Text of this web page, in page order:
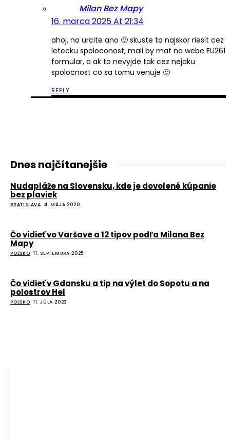
Milan Bez Mapy
16. marca 2025 At 21:34
ahoj, no urcite ano 🙂 skuste to najskor riesit cez
letecku spoloconost, mali by mat na webe EU261
formular, a ak to nevyjde tak cez nejaku
spolocnost co sa tomu venuje 🙂
REPLY
Dnes najčítanejšie
Nudapláže na Slovensku, kde je dovolené kúpanie
bez plaviek
BRATISLAVA 4. MÁJA 2020
Čo vidieť vo Varšave a 12 tipov podľa Milana Bez
Mapy
POĽSKO 11. SEPTEMBRA 2025
Čo vidieť v Gdansku a tip na výlet do Sopotu a na
polostrov Hel
POĽSKO 11. JÚLA 2023